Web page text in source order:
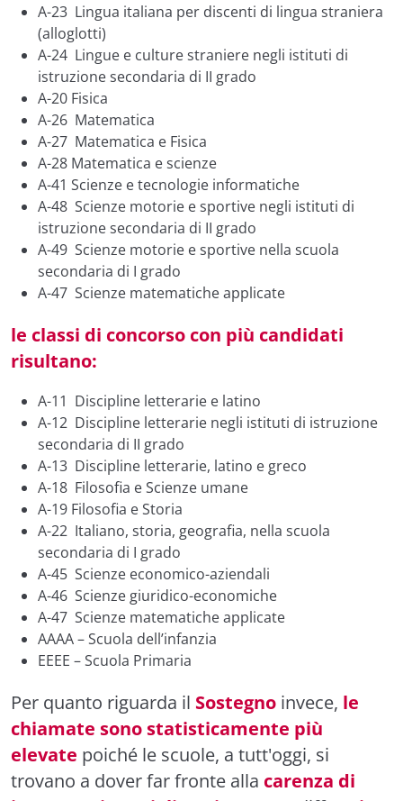
A-23 Lingua italiana per discenti di lingua straniera
(alloglotti)
A-24 Lingue e culture straniere negli istituti di
istruzione secondaria di II grado
A-20 Fisica
A-26 Matematica
A-27 Matematica e Fisica
A-28 Matematica e scienze
A-41 Scienze e tecnologie informatiche
A-48 Scienze motorie e sportive negli istituti di
istruzione secondaria di II grado
A-49 Scienze motorie e sportive nella scuola
secondaria di I grado
A-47 Scienze matematiche applicate
le classi di concorso con più candidati
risultano:
A-11 Discipline letterarie e latino
A-12 Discipline letterarie negli istituti di istruzione
secondaria di II grado
A-13 Discipline letterarie, latino e greco
A-18 Filosofia e Scienze umane
A-19 Filosofia e Storia
A-22 Italiano, storia, geografia, nella scuola
secondaria di I grado
A-45 Scienze economico-aziendali
A-46 Scienze giuridico-economiche
A-47 Scienze matematiche applicate
AAAA – Scuola dell’infanzia
EEEE – Scuola Primaria
Per quanto riguarda il Sostegno invece, le
chiamate sono statisticamente più
elevate poiché le scuole, a tutt'oggi, si
trovano a dover far fronte alla carenza di